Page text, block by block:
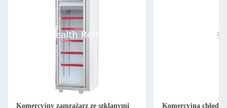
Komercyjny zamrażarz ze szklanymi
Komercyjna